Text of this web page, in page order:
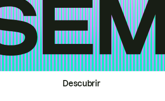
Descubrir